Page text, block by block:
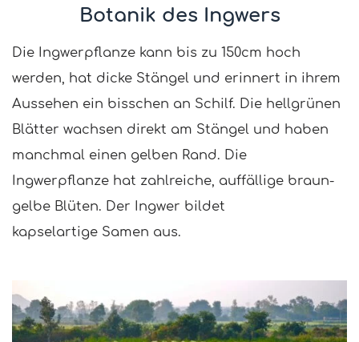
Botanik des Ingwers
Die Ingwerpflanze kann bis zu 150cm hoch
werden, hat dicke Stängel und erinnert in ihrem
Aussehen ein bisschen an Schilf. Die hellgrünen
Blätter wachsen direkt am Stängel und haben
manchmal einen gelben Rand. Die
Ingwerpflanze hat zahlreiche, auffällige braun-
gelbe Blüten. Der Ingwer bildet
kapselartige Samen aus.